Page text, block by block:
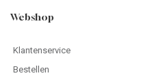
Webshop
Klantenservice
Bestellen